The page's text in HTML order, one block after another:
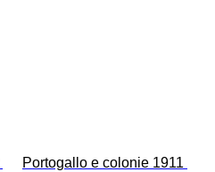
Portogallo e colonie 1911